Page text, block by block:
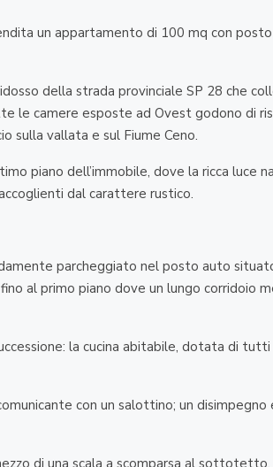
un appartamento di 100 mq con
della strada provinciale SP 28 che
le camere esposte ad Ovest godono di
sulla vallata e sul Fiume Ceno.
piano dell’immobile, dove la ricca luce
dal carattere rustico.
parcheggiato nel posto auto
al primo piano dove un lungo corridoio
la cucina abitabile, dotata di
con un salottino; un
di una scala a scomparsa al